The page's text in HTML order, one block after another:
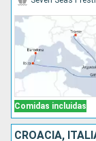
Comidas incluidas
CROACIA,